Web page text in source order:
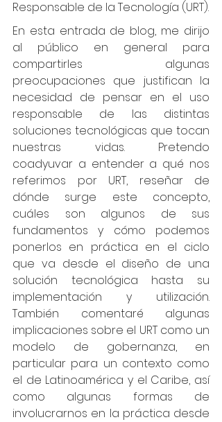
En esta entrada de blog, me dirijo
al público en general para
compartirles algunas
preocupaciones que justifican la
necesidad de pensar en el uso
responsable de las distintas
soluciones tecnológicas que tocan
nuestras vidas. Pretendo
coadyuvar a entender a qué nos
referimos por URT, reseñar de
dónde surge este concepto,
cuáles son algunos de sus
fundamentos y cómo podemos
ponerlos en práctica en el ciclo
que va desde el diseño de una
solución tecnológica hasta su
implementación y utilización.
También comentaré algunas
implicaciones sobre el URT como un
modelo de gobernanza, en
particular para un contexto como
el de Latinoamérica y el Caribe, así
como algunas formas de
involucrarnos en la práctica desde